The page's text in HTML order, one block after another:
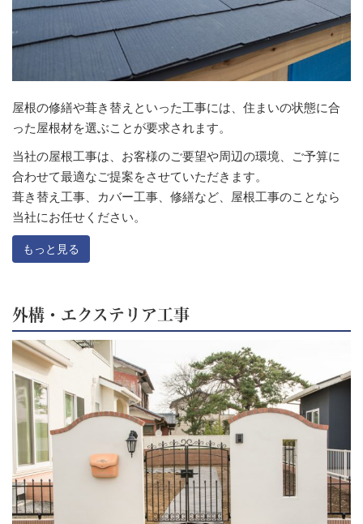
屋根の修繕や葺き替えといった工事には、住まいの状態に合
った屋根材を選ぶことが要求されます。
当社の屋根工事は、お客様のご要望や周辺の環境、ご予算に
合わせて最適なご提案をさせていただきます。
葺き替え工事、カバー工事、修繕など、屋根工事のことなら
当社にお任せください。
もっと見る
外構・エクステリア工事